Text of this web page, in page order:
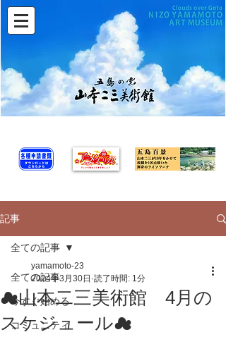
記事
全ての記事
今すぐ始める
コミュニティ
全ての記事
☁山本二三美術館 4月の
スケジュール☁
yamamoto-23
2024年3月30日 読了時間: 1分